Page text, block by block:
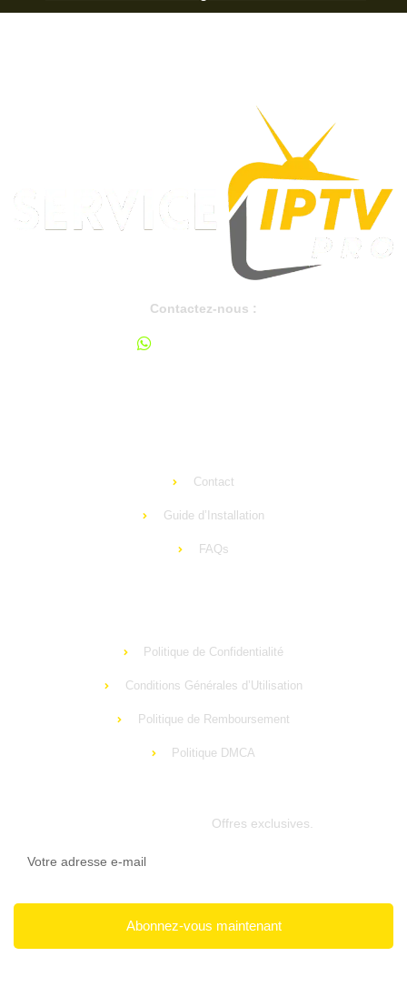
Contactez-nous :
Contact
Guide d’Installation
FAQs
Politique de Confidentialité
Conditions Générales d’Utilisation
Politique de Remboursement
Politique DMCA
Offres exclusives.
Abonnez-vous maintenant